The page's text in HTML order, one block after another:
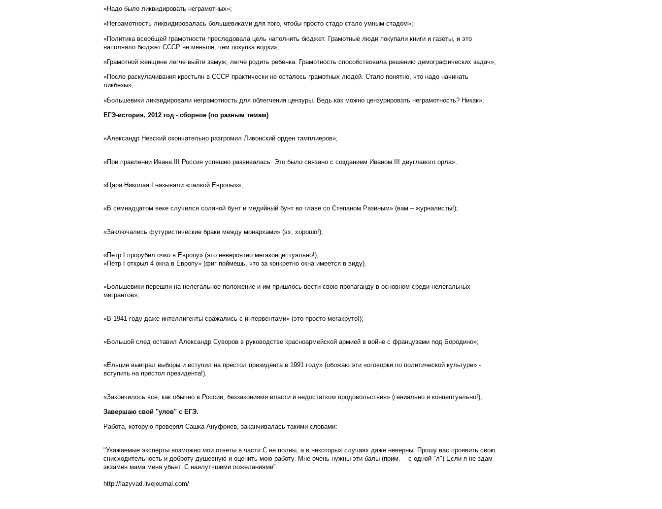
«Надо было ликвидировать неграмотных»;
«Неграмотность ликвидировалась большевиками для того, чтобы просто стадо стало умным стадом»;
«Политика всеобщей грамотности преследовала цель наполнить бюджет. Грамотные люди покупали книги и газеты, и это
наполняло бюджет СССР не меньше, чем покупка водки»;
«Грамотной женщине легче выйти замуж, легче родить ребенка. Грамотность способствовала решению демографических задач»;
«После раскулачивания крестьян в СССР практически не осталось грамотных людей. Стало понятно, что надо начинать
ликбезы»;
«Большевики ликвидировали неграмотность для облегчения цензуры. Ведь как можно цензурировать неграмотность? Никак»;
ЕГЭ-история, 2012 год - сборное (по разным темам)
«Александр Невский окончательно разгромил Ливонский орден тамплиеров»;
«При правлении Ивана III Россия успешно развивалась. Это было связано с созданием Иваном III двуглавого орла»;
«Царя Николая I называли «палкой Европы»»;
«В семнадцатом веке случился соляной бунт и медийный бунт во главе со Степаном Разиным» (вам – журналисты!);
«Заключались футуристические браки между монархами» (эх, хорошо!);
«Петр I прорубил очко в Европу» (это невероятно мегаконцептуально!);
«Петр I открыл 4 окна в Европу» (фиг поймешь, что за конкретно окна имеется в виду).
«Большевики перешли на нелегальное положение и им пришлось вести свою пропаганду в основном среди нелегальных
мигрантов»;
«В 1941 году даже интеллигенты сражались с интервентами» (это просто мегакруто!);
«Большой след оставил Александр Суворов в руководстве красноармейской армией в войне с французами под Бородино»;
«Ельцин выиграл выборы и вступил на престол президента в 1991 году» (обожаю эти «оговорки по политической культуре» -
вступить на престол президента!).
«Закончилось все, как обычно в России, беззакониями власти и недостатком продовольствия» (гениально и концептуально!);
Завершаю свой "улов" с ЕГЭ.
Работа, которую проверял Сашка Ануфриев, заканчивалась такими словами:
"Уважаемые эксперты возможно мои ответы в части C не полны, а в некоторых случаях даже неверны. Прошу вас проявить свою
снисходительность и доброту душевную и оценить мою работу. Мне очень нужны эти балы (прим. - с одной "л") Если я не здам
экзамен мама меня убьет. С наилутчшими пожеланиями".
http://lazyvad.livejournal.com/